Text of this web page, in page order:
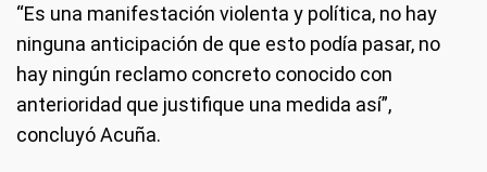
“Es una manifestación violenta y política, no hay
ninguna anticipación de que esto podía pasar, no
hay ningún reclamo concreto conocido con
anterioridad que justifique una medida así”,
concluyó Acuña.